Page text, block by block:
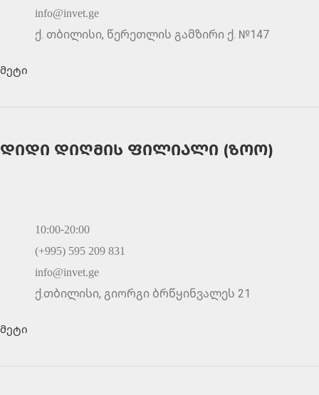
info@invet.ge
ქ. თბილისი, წერეთლის გამზირი ქ. №147
მეტი
დიდი დიღმის ფილიალი (ზოო)
10:00-20:00
(+995) 595 209 831
info@invet.ge
ქ.თბილისი, გიორგი ბრწყინვალეს 21
მეტი